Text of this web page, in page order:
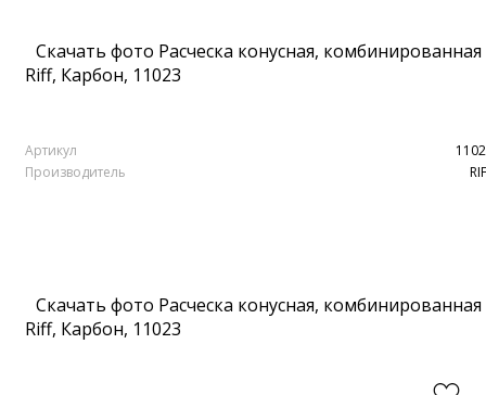
Скачать фото Расческа конусная, комбинированная
Riff, Карбон, 11023
Артикул
Производитель
Скачать фото Расческа конусная, комбинированная
Riff, Карбон, 11023